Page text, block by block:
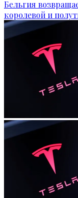
Бельгия
королевой и